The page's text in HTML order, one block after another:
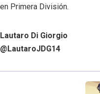
en Primera División.
Lautaro Di Giorgio
@LautaroJDG14